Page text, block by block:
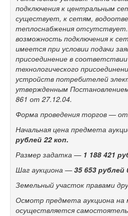
подключения к центральным
существует, к сетям,
теплоснабжения отсутствует.
возможность подключения к
имеется при условии подачи
присоединение в
технологического
устройств потребителей
утвержденным
861 от 27.12.04.
Форма проведения торгов —
Начальная цена предмета
рублей 22 коп.
Размер задатка — 1 188 421
Шаг аукциона —35 653 рублей
Земельный участок правами
Осмотр предмета аукциона на
осуществляется